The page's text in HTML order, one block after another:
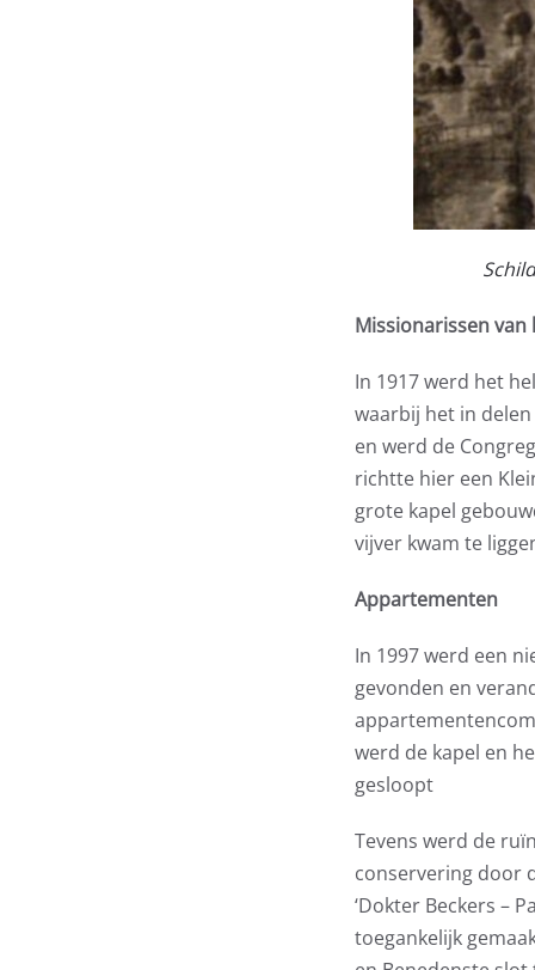
Missionarissen
In 1917 werd het
waarbij het in
en werd de
richtte hier een
grote kapel
vijver kwam te
Appartementen
In 1997 werd een
gevonden en
werd de kapel en
gesloopt
Tevens werd de
conservering door
‘Dokter Beckers –
toegankelijk